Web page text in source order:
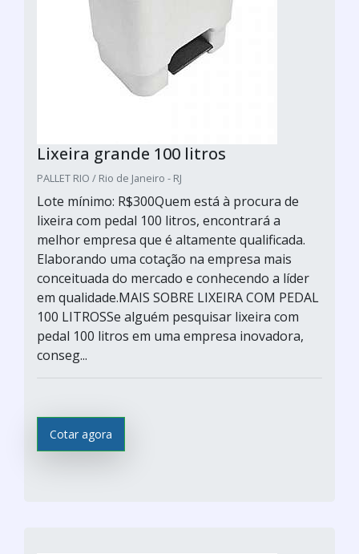
Lixeira grande 100 litros
PALLET RIO / Rio de Janeiro - RJ
Lote mínimo: R$300Quem está à procura de
lixeira com pedal 100 litros, encontrará a
melhor empresa que é altamente qualificada.
Elaborando uma cotação na empresa mais
conceituada do mercado e conhecendo a líder
em qualidade.MAIS SOBRE LIXEIRA COM PEDAL
100 LITROSSe alguém pesquisar lixeira com
pedal 100 litros em uma empresa inovadora,
conseg...
Cotar agora